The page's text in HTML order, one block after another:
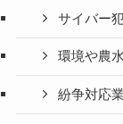
サイバー
環境や農
紛争対応